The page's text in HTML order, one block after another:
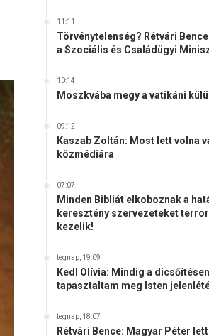
11:11
Törvénytelenség? Rétvári
a Szociális és Családügyi
10:14
Moszkvába megy a vatikáni
09:12
Kaszab Zoltán: Most lett volna
közmédiára
07:07
Minden Bibliát elkoboznak a
keresztény szervezeteket
kezelik!
tegnap, 19:09
Kedl Olívia: Mindig a
tapasztaltam meg Isten
tegnap, 18:07
Rétvári Bence: Magyar Péter